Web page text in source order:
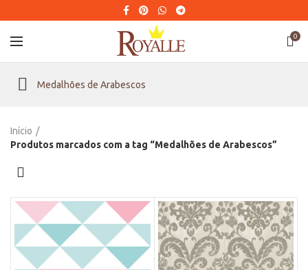
0
Medalhões de Arabescos
Início
Produtos marcados com a tag “Medalhões de Arabescos”